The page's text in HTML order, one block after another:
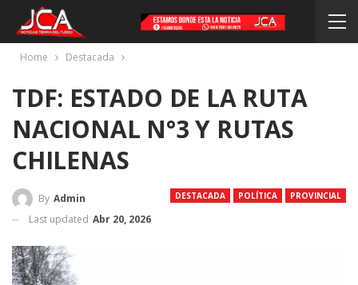
Home Destacada
TDF: ESTADO DE LA RUTA
NACIONAL N°3 Y RUTAS
CHILENAS
DESTACADA POLÍTICA PROVINCIAL
By Admin
Last updated Abr 20, 2026